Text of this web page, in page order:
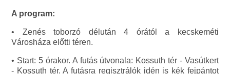
A program:
• Zenés toborzó délután 4 órától a kecskeméti
Városháza előtti téren.
• Start: 5 órakor. A futás útvonala: Kossuth tér - Vasútkert
- Kossuth tér. A futásra regisztrálók idén is kék fejpántot